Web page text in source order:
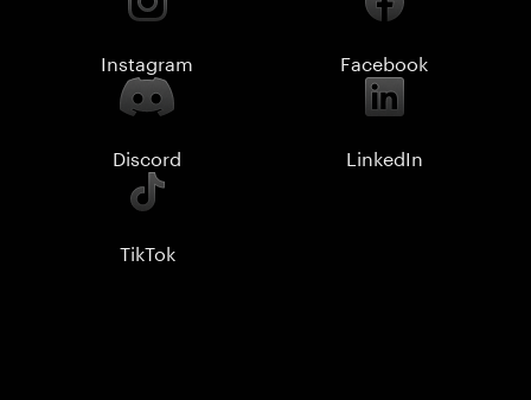
Instagram Facebook
Discord LinkedIn
TikTok